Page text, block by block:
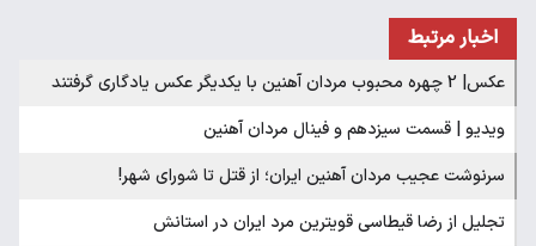
اخبار مرتبط
عکس| 2 چهره محبوب مردان آهنین با یکدیگر عکس یادگاری گرفتند
ویدیو | قسمت سیزدهم و فینال مردان آهنین
سرنوشت عجیب مردان آهنین ایران؛ از قتل تا شورای شهر!
تجلیل از رضا قیطاسی قویترین مرد ایران در استانش